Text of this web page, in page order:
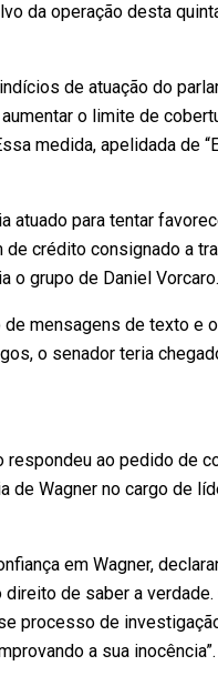
da operação desta
de atuação do
o limite de
medida, apelidada de
atuado para tentar
de crédito consignado a
o grupo de Daniel Vorcaro.
mensagens de texto e
o senador teria
ao pedido de
de Wagner no cargo de
em Wagner,
de saber a
processo de
a sua inocência”.